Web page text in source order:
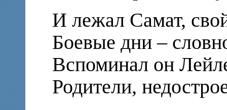
И лежал Самат,
Боевые дни –
Вспоминал он
Родители,